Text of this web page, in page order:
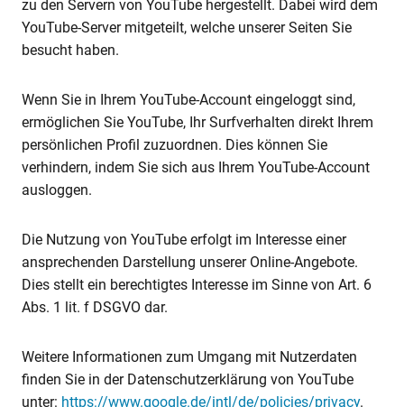
zu den Servern von YouTube hergestellt. Dabei wird dem
YouTube-Server mitgeteilt, welche unserer Seiten Sie
besucht haben.
Wenn Sie in Ihrem YouTube-Account eingeloggt sind,
ermöglichen Sie YouTube, Ihr Surfverhalten direkt Ihrem
persönlichen Profil zuzuordnen. Dies können Sie
verhindern, indem Sie sich aus Ihrem YouTube-Account
ausloggen.
Die Nutzung von YouTube erfolgt im Interesse einer
ansprechenden Darstellung unserer Online-Angebote.
Dies stellt ein berechtigtes Interesse im Sinne von Art. 6
Abs. 1 lit. f DSGVO dar.
Weitere Informationen zum Umgang mit Nutzerdaten
finden Sie in der Datenschutzerklärung von YouTube
unter: https://www.google.de/intl/de/policies/privacy.